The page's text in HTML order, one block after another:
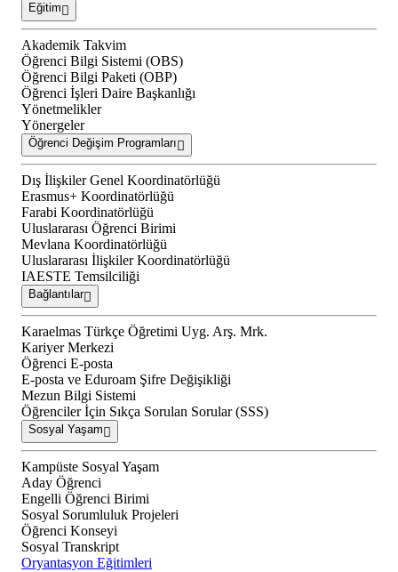
Eğitim
Akademik Takvim
Öğrenci Bilgi Sistemi (OBS)
Öğrenci Bilgi Paketi (OBP)
Öğrenci İşleri Daire Başkanlığı
Yönetmelikler
Yönergeler
Öğrenci Değişim Programları
Dış İlişkiler Genel Koordinatörlüğü
Erasmus+ Koordinatörlüğü
Farabi Koordinatörlüğü
Uluslararası Öğrenci Birimi
Mevlana Koordinatörlüğü
Uluslararası İlişkiler Koordinatörlüğü
IAESTE Temsilciliği
Bağlantılar
Karaelmas Türkçe Öğretimi Uyg. Arş. Mrk.
Kariyer Merkezi
Öğrenci E-posta
E-posta ve Eduroam Şifre Değişikliği
Mezun Bilgi Sistemi
Öğrenciler İçin Sıkça Sorulan Sorular (SSS)
Sosyal Yaşam
Kampüste Sosyal Yaşam
Aday Öğrenci
Engelli Öğrenci Birimi
Sosyal Sorumluluk Projeleri
Öğrenci Konseyi
Sosyal Transkript
Oryantasyon Eğitimleri